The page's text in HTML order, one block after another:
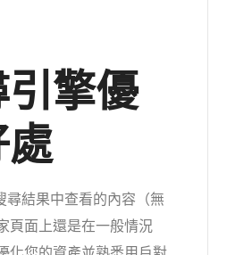
擎優
尋結果中查看的內容（無
頁面上還是在一般情況